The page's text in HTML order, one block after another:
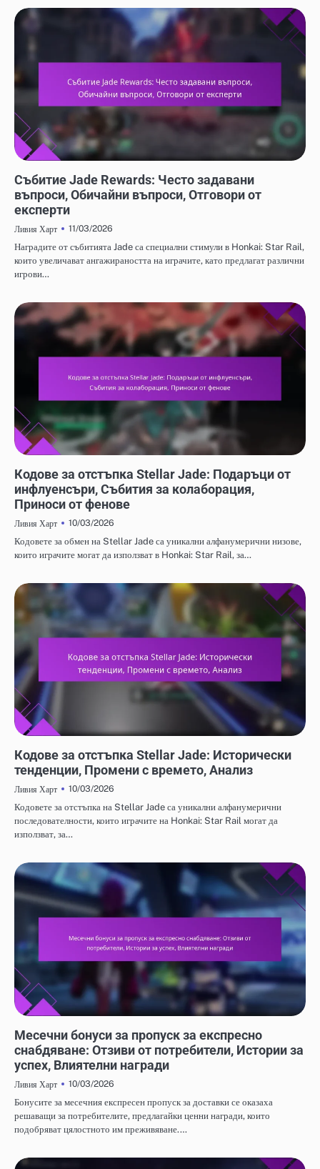
Събитие Jade Rewards: Често задавани
въпроси, Обичайни въпроси, Отговори от
експерти
Ливия Харт
11/03/2026
Наградите от събитията Jade са специални стимули в Honkai: Star Rail,
които увеличават ангажираността на играчите, като предлагат различни
игрови…
Кодове за отстъпка Stellar Jade: Подаръци от
инфлуенсъри, Събития за колаборация,
Приноси от фенове
Ливия Харт
10/03/2026
Кодовете за обмен на Stellar Jade са уникални алфанумерични низове,
които играчите могат да използват в Honkai: Star Rail, за…
Кодове за отстъпка Stellar Jade: Исторически
тенденции, Промени с времето, Анализ
Ливия Харт
10/03/2026
Кодовете за отстъпка на Stellar Jade са уникални алфанумерични
последователности, които играчите на Honkai: Star Rail могат да
използват, за…
Месечни бонуси за пропуск за експресно
снабдяване: Отзиви от потребители, Истории за
успех, Влиятелни награди
Ливия Харт
10/03/2026
Бонусите за месечния експресен пропуск за доставки се оказаха
решаващи за потребителите, предлагайки ценни награди, които
подобряват цялостното им преживяване.…